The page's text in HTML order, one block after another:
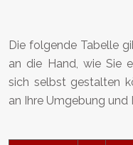
Die folgende Tabelle
an die Hand, wie Sie
sich selbst gestalten
an Ihre Umgebung und